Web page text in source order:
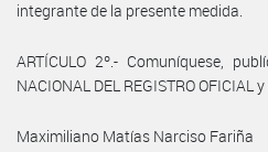
integrante de la presente medida.
ARTÍCULO 2º.- Comuníquese,
NACIONAL DEL REGISTRO OFICIAL
Maximiliano Matías Narciso Fariña